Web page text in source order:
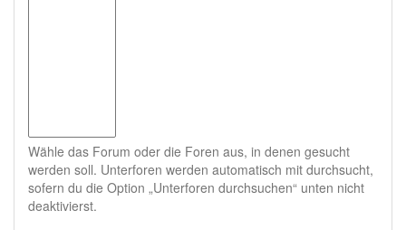
Wähle das Forum oder die Foren aus, in denen gesucht
werden soll. Unterforen werden automatisch mit durchsucht,
sofern du die Option „Unterforen durchsuchen“ unten nicht
deaktivierst.